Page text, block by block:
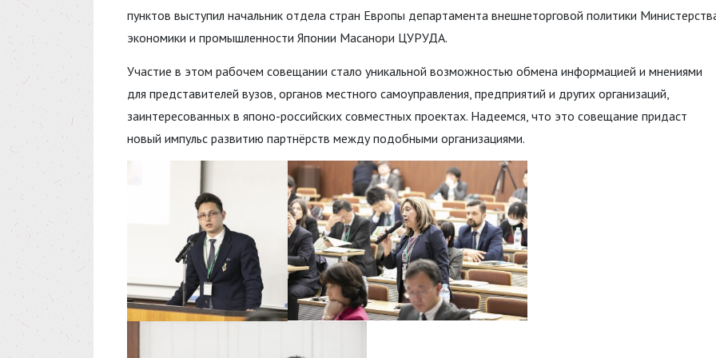
пунктов выступил начальник отдела стран Европы департамента внешнеторговой политики
экономики и промышленности Японии Масанори ЦУРУДА.
Участие в этом рабочем совещании стало уникальной возможностью обмена информацией и мнениями
для представителей вузов, органов местного самоуправления, предприятий и других организаций,
заинтересованных в японо-российских совместных проектах. Надеемся, что это совещание придаст
новый импульс развитию партнёрств между подобными организациями.